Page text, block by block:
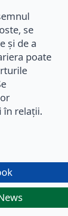
se
și de a
poate
în relații.